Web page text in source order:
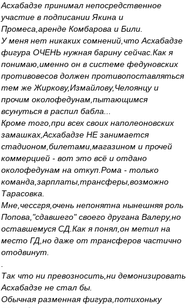
Асхабадзе принимал непосредственное
участие в подписании Якина и
Промеса,аренде Комбарова и Били.
У меня нет никаких сомнений,что Асхабадзе
фигура ОЧЕНЬ нужная барину сейчас.Как я
понимаю,именно он в системе федуновских
противовесов должен противопоставляться
тем же Жиркову,Измайлову,Челоянцу и
прочим околофедунам,пытающимся
всунуться в распил бабла...
Кроме того,при всех своих наполеоновских
замашках,Асхабадзе НЕ занимается
стадионом,билетами,магазином и прочей
коммерцией - вот это всё и отдано
околофедунам на откуп.Рома - только
команда,зарплаты,трансферы,возможно
Тарасовка.
Мне,чессгря,очень непонятна нынешняя роль
Попова,"сдавшего" своего другана Валеру,но
оставшемуся СД.Как я понял,он метил на
место ГД,но даже от трансферов частично
отодвинут.
Так что ни превозносить,ни демонизировать
Асхабадзе не стал бы.
Обычная разменная фигура,потихоньку